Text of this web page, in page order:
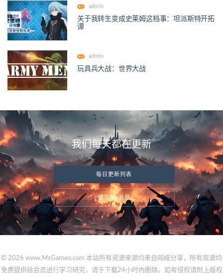
admin
关于我转生变成史莱姆这档事：坦派斯特开拓
谭
admin
玩具兵大战：世界大战
我们每天都在更新
每日更新列表
成为Ms会员
© 2026 www.MsGameo.com 本站所有资源来源均来自网络分享，所有资源均
免费提供给会员进行学习研究，请于下载24小时內删除。如有侵权请附上版权